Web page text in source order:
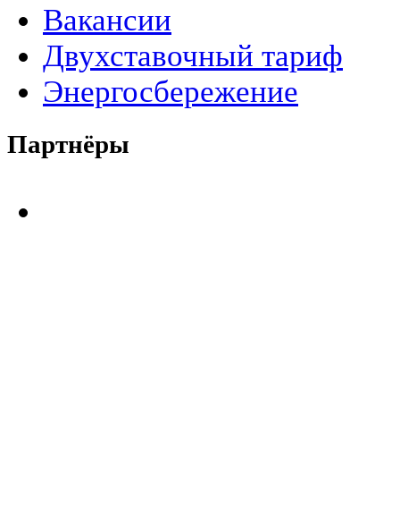
Вакансии
Двухставочный тариф
Энергосбережение
Партнёры